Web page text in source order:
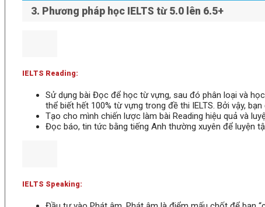
3. Phương pháp học IELTS từ 5.0 lên 6.5+
IELTS Reading:
Sử dụng bài Đọc để học từ vựng, sau đó phân loại và
thể biết hết 100% từ vựng trong đề thi IELTS. Bởi vậy,
Tạo cho mình chiến lược làm bài Reading hiệu quả và
Đọc báo, tin tức bằng tiếng Anh thường xuyên để luyện
IELTS Speaking: